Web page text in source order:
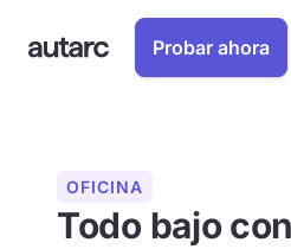
Probar ahora
OFICINA
Todo bajo